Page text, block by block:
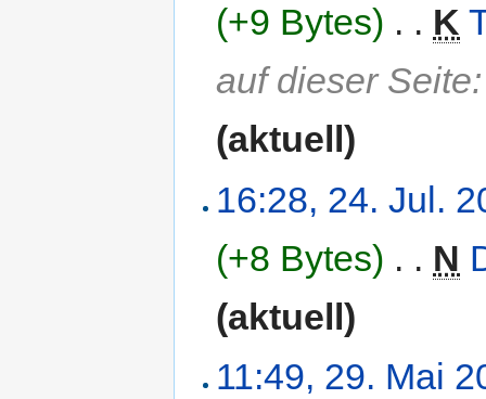
(+9 Bytes) . . K
auf dieser
(aktuell)
16:28, 24. Jul.
(+8 Bytes) . . N
(aktuell)
11:49, 29. Mai